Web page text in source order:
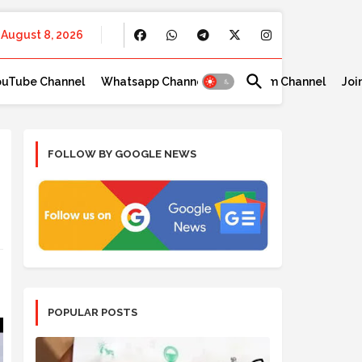
August 8, 2026
Channel Whatsapp Channel Telegram Channel
FOLLOW BY GOOGLE NEWS
POPULAR POSTS